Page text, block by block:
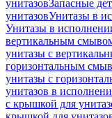
унитазовЗапасные
унитазовУнитазы в
Унитазы в
вертикальным
унитазы с
горизонтальным
унитазы с
унитазов в
с крышкой для